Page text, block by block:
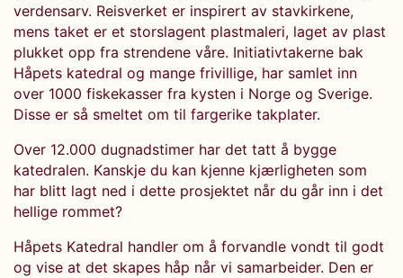
verdensarv. Reisverket er inspirert av stavkirkene,
mens taket er et storslagent plastmaleri, laget av plast
plukket opp fra strendene våre. Initiativtakerne bak
Håpets katedral og mange frivillige, har samlet inn
over 1000 fiskekasser fra kysten i Norge og Sverige.
Disse er så smeltet om til fargerike takplater.
Over 12.000 dugnadstimer har det tatt å bygge
katedralen. Kanskje du kan kjenne kjærligheten som
har blitt lagt ned i dette prosjektet når du går inn i det
hellige rommet?
Håpets Katedral handler om å forvandle vondt til godt
og vise at det skapes håp når vi samarbeider. Den er